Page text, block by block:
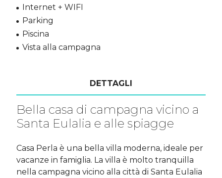
Internet + WIFI
Parking
Piscina
Vista alla campagna
DETTAGLI
Bella casa di campagna vicino a
Santa Eulalia e alle spiagge
Casa Perla è una bella villa moderna, ideale per
vacanze in famiglia. La villa è molto tranquilla
nella campagna vicino alla città di Santa Eulalia